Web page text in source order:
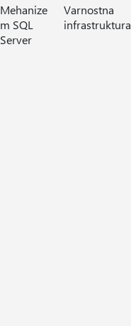
Mehanize
m SQL
Server
Varnostna
infrastruktura